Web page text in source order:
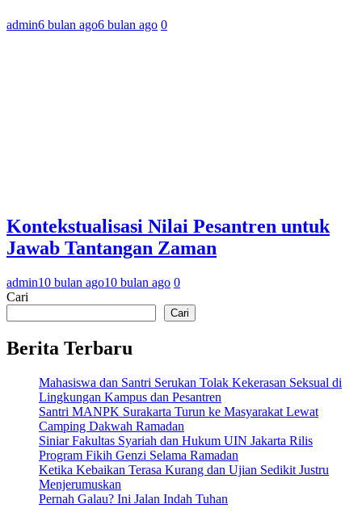
admin6 bulan ago6 bulan ago 0
Kontekstualisasi Nilai Pesantren untuk
Jawab Tantangan Zaman
admin10 bulan ago10 bulan ago 0
Cari
Cari
Berita Terbaru
Mahasiswa dan Santri Serukan Tolak Kekerasan Seksual di
Lingkungan Kampus dan Pesantren
Santri MANPK Surakarta Turun ke Masyarakat Lewat
Camping Dakwah Ramadan
Siniar Fakultas Syariah dan Hukum UIN Jakarta Rilis
Program Fikih Genzi Selama Ramadan
Ketika Kebaikan Terasa Kurang dan Ujian Sedikit Justru
Menjerumuskan
Pernah Galau? Ini Jalan Indah Tuhan